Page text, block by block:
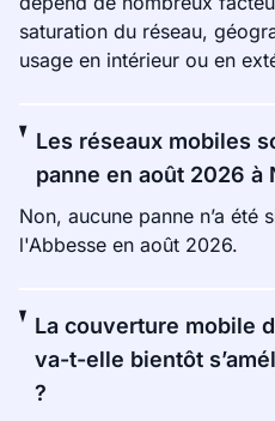
saturation du réseau,
usage en intérieur ou en
Les réseaux mobiles
panne en août 2026 à
Non, aucune panne n’a été
l'Abbesse en août 2026.
La couverture mobile
va-t-elle bientôt
?